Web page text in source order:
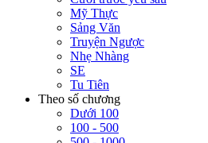
Mỹ Thực
Sảng Văn
Truyện Ngược
Nhẹ Nhàng
SE
Tu Tiên
Theo số chương
Dưới 100
100 - 500